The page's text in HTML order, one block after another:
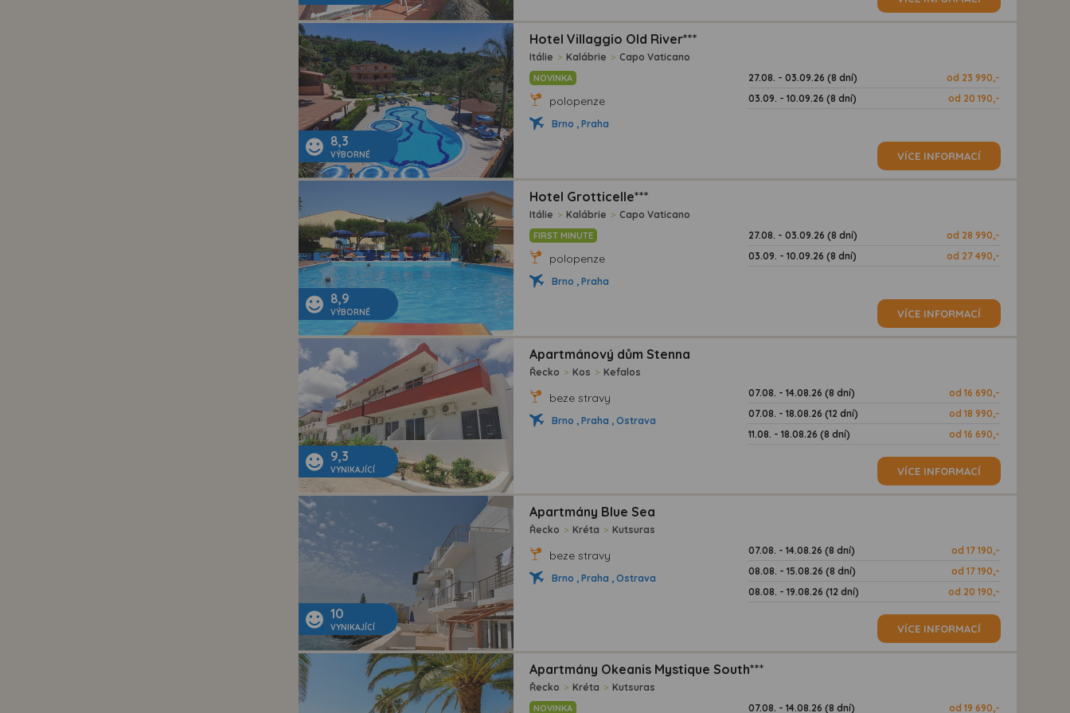
8,3
VÝBORNÉ
Hotel Villaggio Old River***
Itálie > Kalábrie > Capo Vaticano
NOVINKA
polopenze
Brno , Praha
27.08. - 03.09.26 (8 dní)
od 23 990,-
03.09. - 10.09.26 (8 dní)
od 20 190,-
VÍCE INFORMACÍ
8,9
VÝBORNÉ
Hotel Grotticelle***
Itálie > Kalábrie > Capo Vaticano
FIRST MINUTE
polopenze
Brno , Praha
27.08. - 03.09.26 (8 dní)
od 28 990,-
03.09. - 10.09.26 (8 dní)
od 27 490,-
VÍCE INFORMACÍ
9,3
VYNIKAJÍCÍ
Apartmánový dům Stenna
Řecko > Kos > Kefalos
beze stravy
Brno , Praha , Ostrava
07.08. - 14.08.26 (8 dní)
od 16 690,-
07.08. - 18.08.26 (12 dní)
od 18 990,-
11.08. - 18.08.26 (8 dní)
od 16 690,-
VÍCE INFORMACÍ
10
VYNIKAJÍCÍ
Apartmány Blue Sea
Řecko > Kréta > Kutsuras
beze stravy
Brno , Praha , Ostrava
07.08. - 14.08.26 (8 dní)
od 17 190,-
08.08. - 15.08.26 (8 dní)
od 17 190,-
08.08. - 19.08.26 (12 dní)
od 20 190,-
VÍCE INFORMACÍ
Apartmány Okeanis Mystique South***
Řecko > Kréta > Kutsuras
NOVINKA 07.08. - 14.08.26 (8 dní) od 19 690,-